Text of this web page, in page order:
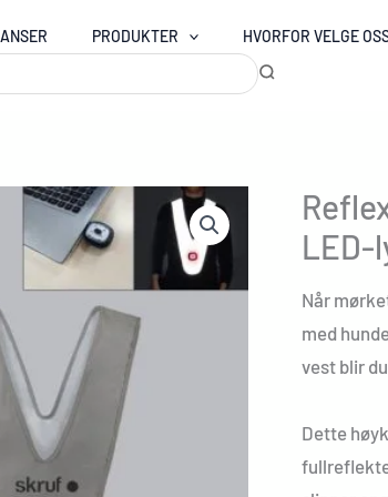
PRODUKTER HVORFOR VELGE
LED-
Når
med
vest blir
Dette